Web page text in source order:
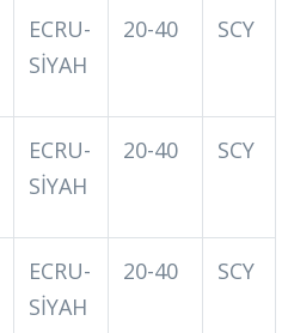
ECRU-
SİYAH
20-40 SCY
ECRU-
SİYAH
20-40 SCY
ECRU-
SİYAH
20-40 SCY